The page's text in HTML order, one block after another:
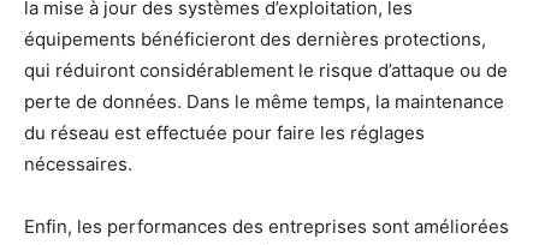
la mise à jour des systèmes d’exploitation, les
équipements bénéficieront des dernières protections,
qui réduiront considérablement le risque d’attaque ou de
perte de données. Dans le même temps, la maintenance
du réseau est effectuée pour faire les réglages
nécessaires.
Enfin, les performances des entreprises sont améliorées